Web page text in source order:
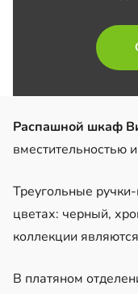
Распашной шкаф
вместительностью
Треугольные
цветах: черный,
коллекции
В платяном